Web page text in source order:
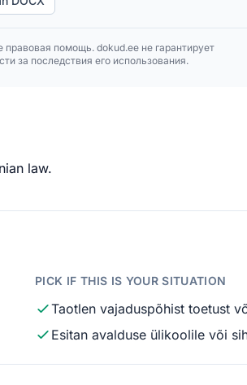
помощь. dokud.ee не гарантирует
за последствия его использования.
law.
PICK IF THIS IS YOUR SITUATION
Taotlen vajaduspõhist toetust
Esitan avalduse ülikoolile või